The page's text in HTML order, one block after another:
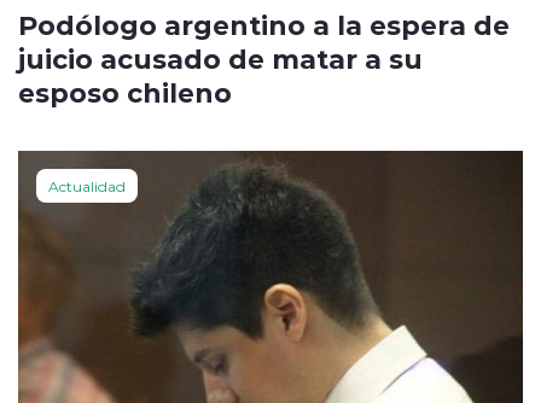
Podólogo argentino a la espera de
juicio acusado de matar a su
esposo chileno
Actualidad